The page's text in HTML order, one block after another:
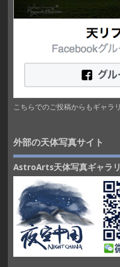
こちらでのご投稿からもギャラ
外部の天体写真サイト
AstroArts天体写真ギャラ